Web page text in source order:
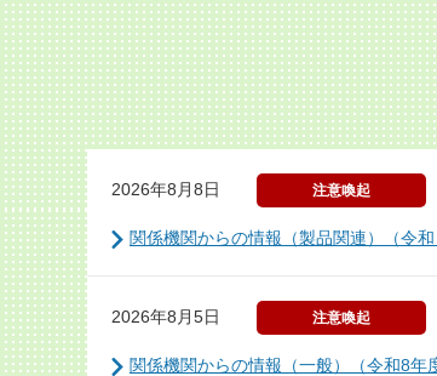
2026年8月8日 注意喚起
関係機関からの情報（製品関連）（令和
2026年8月5日 注意喚起
関係機関からの情報（一般）（令和8年